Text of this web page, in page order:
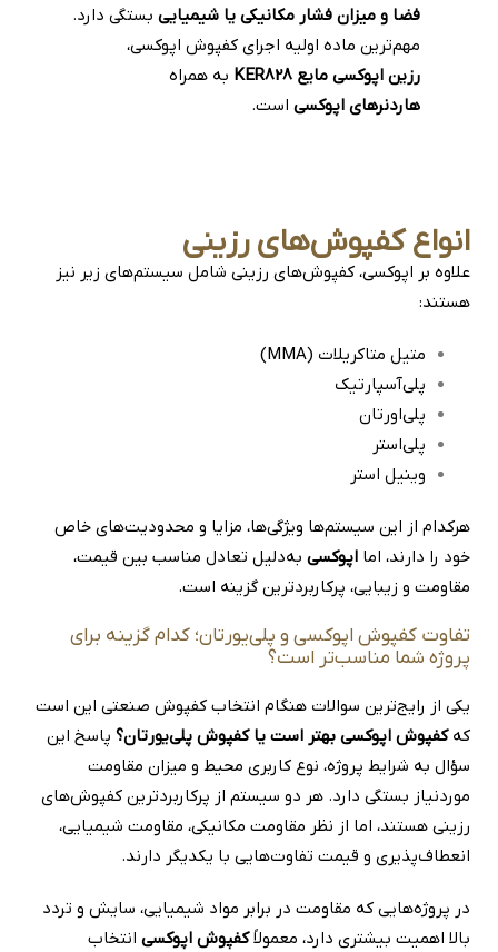
فضا و میزان فشار مکانیکی یا شیمیایی بستگی دارد.
مهم‌ترین ماده اولیه اجرای کفپوش اپوکسی،
رزین اپوکسی مایع KER828
به همراه
هاردنرهای اپوکسی است.
انواع کفپوش‌های رزینی
علاوه بر اپوکسی، کفپوش‌های رزینی شامل سیستم‌های زیر نیز
هستند:
متیل متاکریلات (MMA)
پلی‌آسپارتیک
پلی‌اورتان
پلی‌استر
وینیل استر
هرکدام از این سیستم‌ها ویژگی‌ها، مزایا و محدودیت‌های خاص
خود را دارند، اما اپوکسی به‌دلیل تعادل مناسب بین قیمت،
مقاومت و زیبایی، پرکاربردترین گزینه است.
تفاوت کفپوش اپوکسی و پلی‌یورتان؛ کدام گزینه برای
پروژه شما مناسب‌تر است؟
یکی از رایج‌ترین سوالات هنگام انتخاب کفپوش صنعتی این است
کهکفپوش اپوکسی بهتر است یا کفپوش پلی‌یورتان؟ پاسخ این
سؤال به شرایط پروژه، نوع کاربری محیط و میزان مقاومت
موردنیاز بستگی دارد. هر دو سیستم از پرکاربردترین کفپوش‌های
رزینی هستند، اما از نظر مقاومت مکانیکی، مقاومت شیمیایی،
انعطاف‌پذیری و قیمت تفاوت‌هایی با یکدیگر دارند.
در پروژه‌هایی که مقاومت در برابر مواد شیمیایی، سایش و تردد
بالا اهمیت بیشتری دارد، معمولاًکفپوش اپوکسی انتخاب